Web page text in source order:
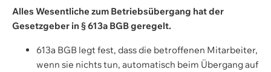
Alles Wesentliche zum Betriebsübergang hat der
Gesetzgeber in § 613a BGB geregelt.
613a BGB legt fest, dass die betroffenen Mitarbeiter,
wenn sie nichts tun, automatisch beim Übergang auf